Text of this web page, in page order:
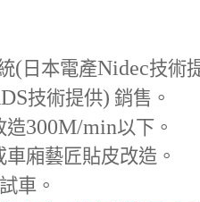
( 日本電產Nidec技術
技術提供) 銷售。
造300M/min以下。
廂藝匠貼皮改造。
試車。